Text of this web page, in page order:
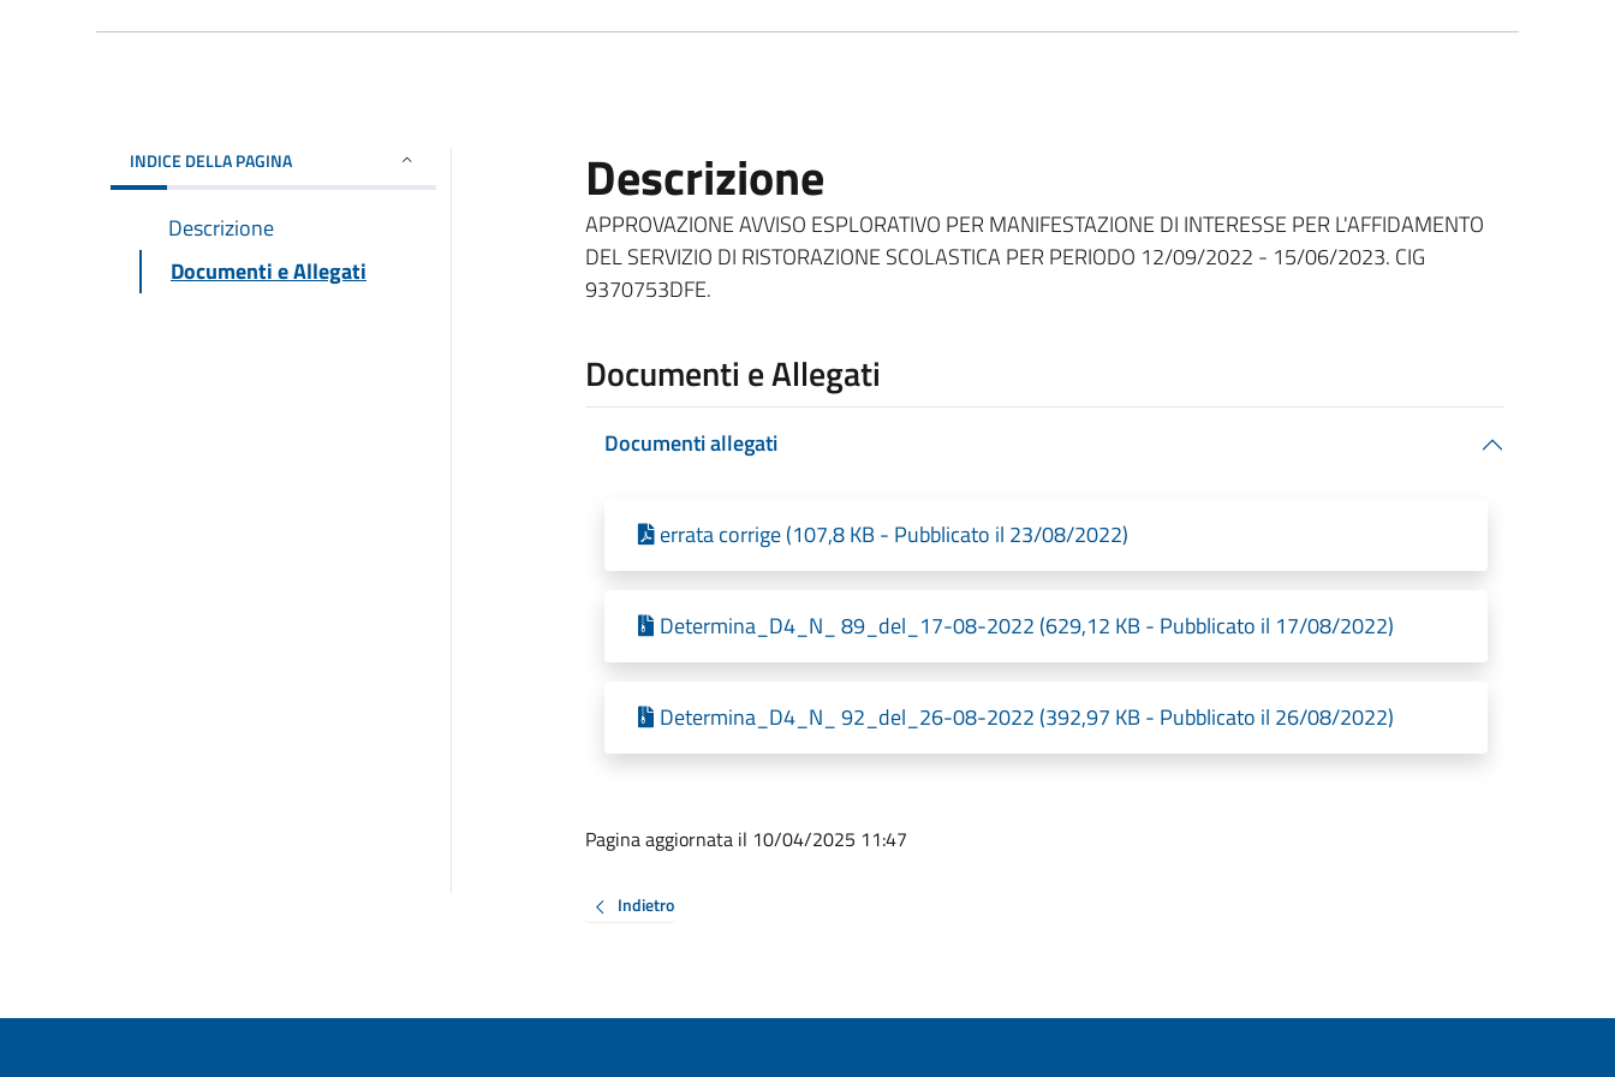
INDICE DELLA PAGINA
Descrizione
Documenti e Allegati
Descrizione
APPROVAZIONE AVVISO ESPLORATIVO PER MANIFESTAZIONE DI INTERESSE PER L'AFFIDAMENTO
DEL SERVIZIO DI RISTORAZIONE SCOLASTICA PER PERIODO 12/09/2022 - 15/06/2023. CIG
9370753DFE.
Documenti e Allegati
Documenti allegati
errata corrige (107,8 KB - Pubblicato il 23/08/2022)
Determina_D4_N_ 89_del_17-08-2022 (629,12 KB - Pubblicato il 17/08/2022)
Determina_D4_N_ 92_del_26-08-2022 (392,97 KB - Pubblicato il 26/08/2022)
Pagina aggiornata il 10/04/2025 11:47
Indietro